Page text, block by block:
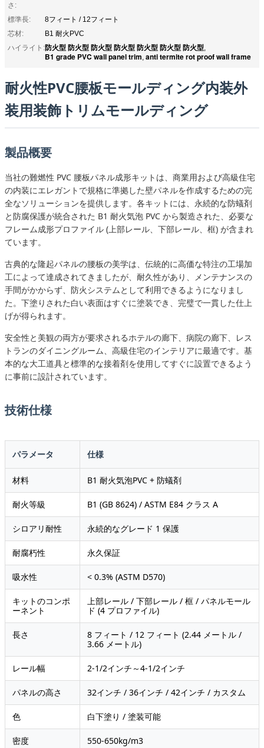
さ:
標準長:
8フィート / 12フィート
芯材:
B1 耐火PVC
ハイライト:防火型 防火型 防火型 防火型 防火型 防火型 防火型,
B1 grade PVC wall panel trim, anti termite rot proof wall frame
耐火性PVC腰板モールディング内装外
装用装飾トリムモールディング
製品概要
当社の難燃性 PVC 腰板パネル成形キットは、商業用および高級住宅
の内装にエレガントで規格に準拠した壁パネルを作成するための完
全なソリューションを提供します。各キットには、永続的な防蟻剤
と防腐保護が統合された B1 耐火気泡 PVC から製造された、必要な
フレーム成形プロファイル (上部レール、下部レール、框) が含まれ
ています。
古典的な隆起パネルの腰板の美学は、伝統的に高価な特注の工場加
工によって達成されてきましたが、耐久性があり、メンテナンスの
手間がかからず、防火システムとして利用できるようになりまし
た。下塗りされた白い表面はすぐに塗装でき、完璧で一貫した仕上
げが得られます。
安全性と美観の両方が要求されるホテルの廊下、病院の廊下、レス
トランのダイニングルーム、高級住宅のインテリアに最適です。基
本的な大工道具と標準的な接着剤を使用してすぐに設置できるよう
に事前に設計されています。
技術仕様
パラメータ 仕様
材料 B1 耐火気泡PVC + 防蟻剤
耐火等級 B1 (GB 8624) / ASTM E84 クラス A
シロアリ耐性 永続的なグレード 1 保護
耐腐朽性 永久保証
吸水性 < 0.3% (ASTM D570)
キットのコンポ
ーネント
上部レール / 下部レール / 框 / パネルモール
ド (4 プロファイル)
長さ
8 フィート / 12 フィート (2.44 メートル /
3.66 メートル)
レール幅 2-1/2インチ～4-1/2インチ
パネルの高さ 32インチ / 36インチ / 42インチ / カスタム
色 白下塗り / 塗装可能
密度 550-650kg/m3